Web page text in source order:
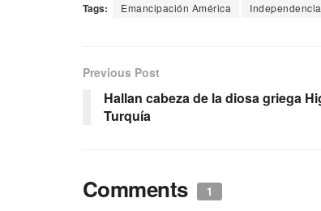
Tags: Emancipación América
Previous Post
Hallan cabeza de la diosa griega
Turquía
Comments 1